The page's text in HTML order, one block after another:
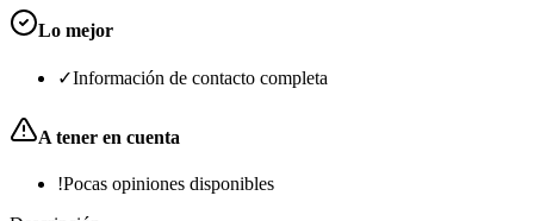
Lo mejor
✓Información de contacto completa
A tener en cuenta
!Pocas opiniones disponibles